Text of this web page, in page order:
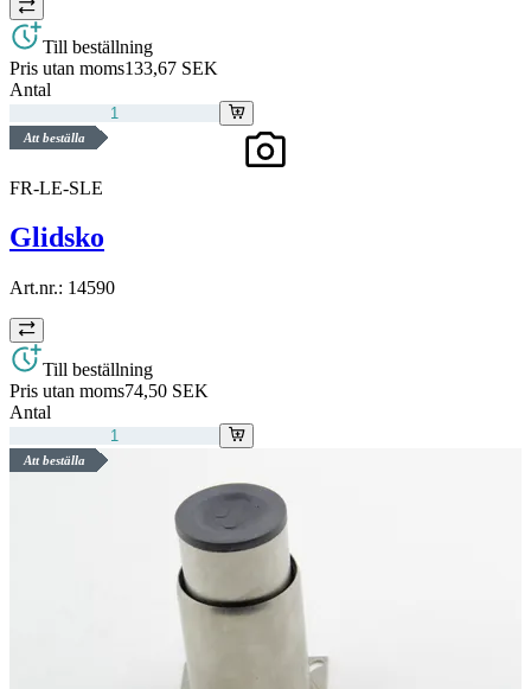
Till beställning
Pris utan moms133,67 SEK
Antal
Att beställa
FR-LE-SLE
Glidsko
Art.nr.: 14590
Till beställning
Pris utan moms74,50 SEK
Antal
Att beställa